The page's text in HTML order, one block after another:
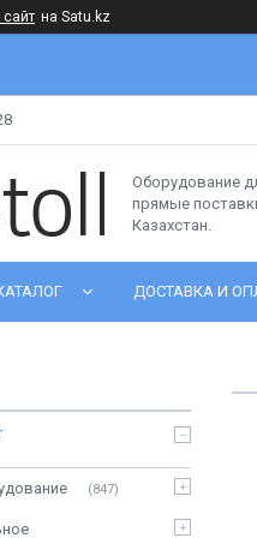
сайт на Satu.kz
Оборудование
прямые
Казахстан.
ДОСТАВКА И
847